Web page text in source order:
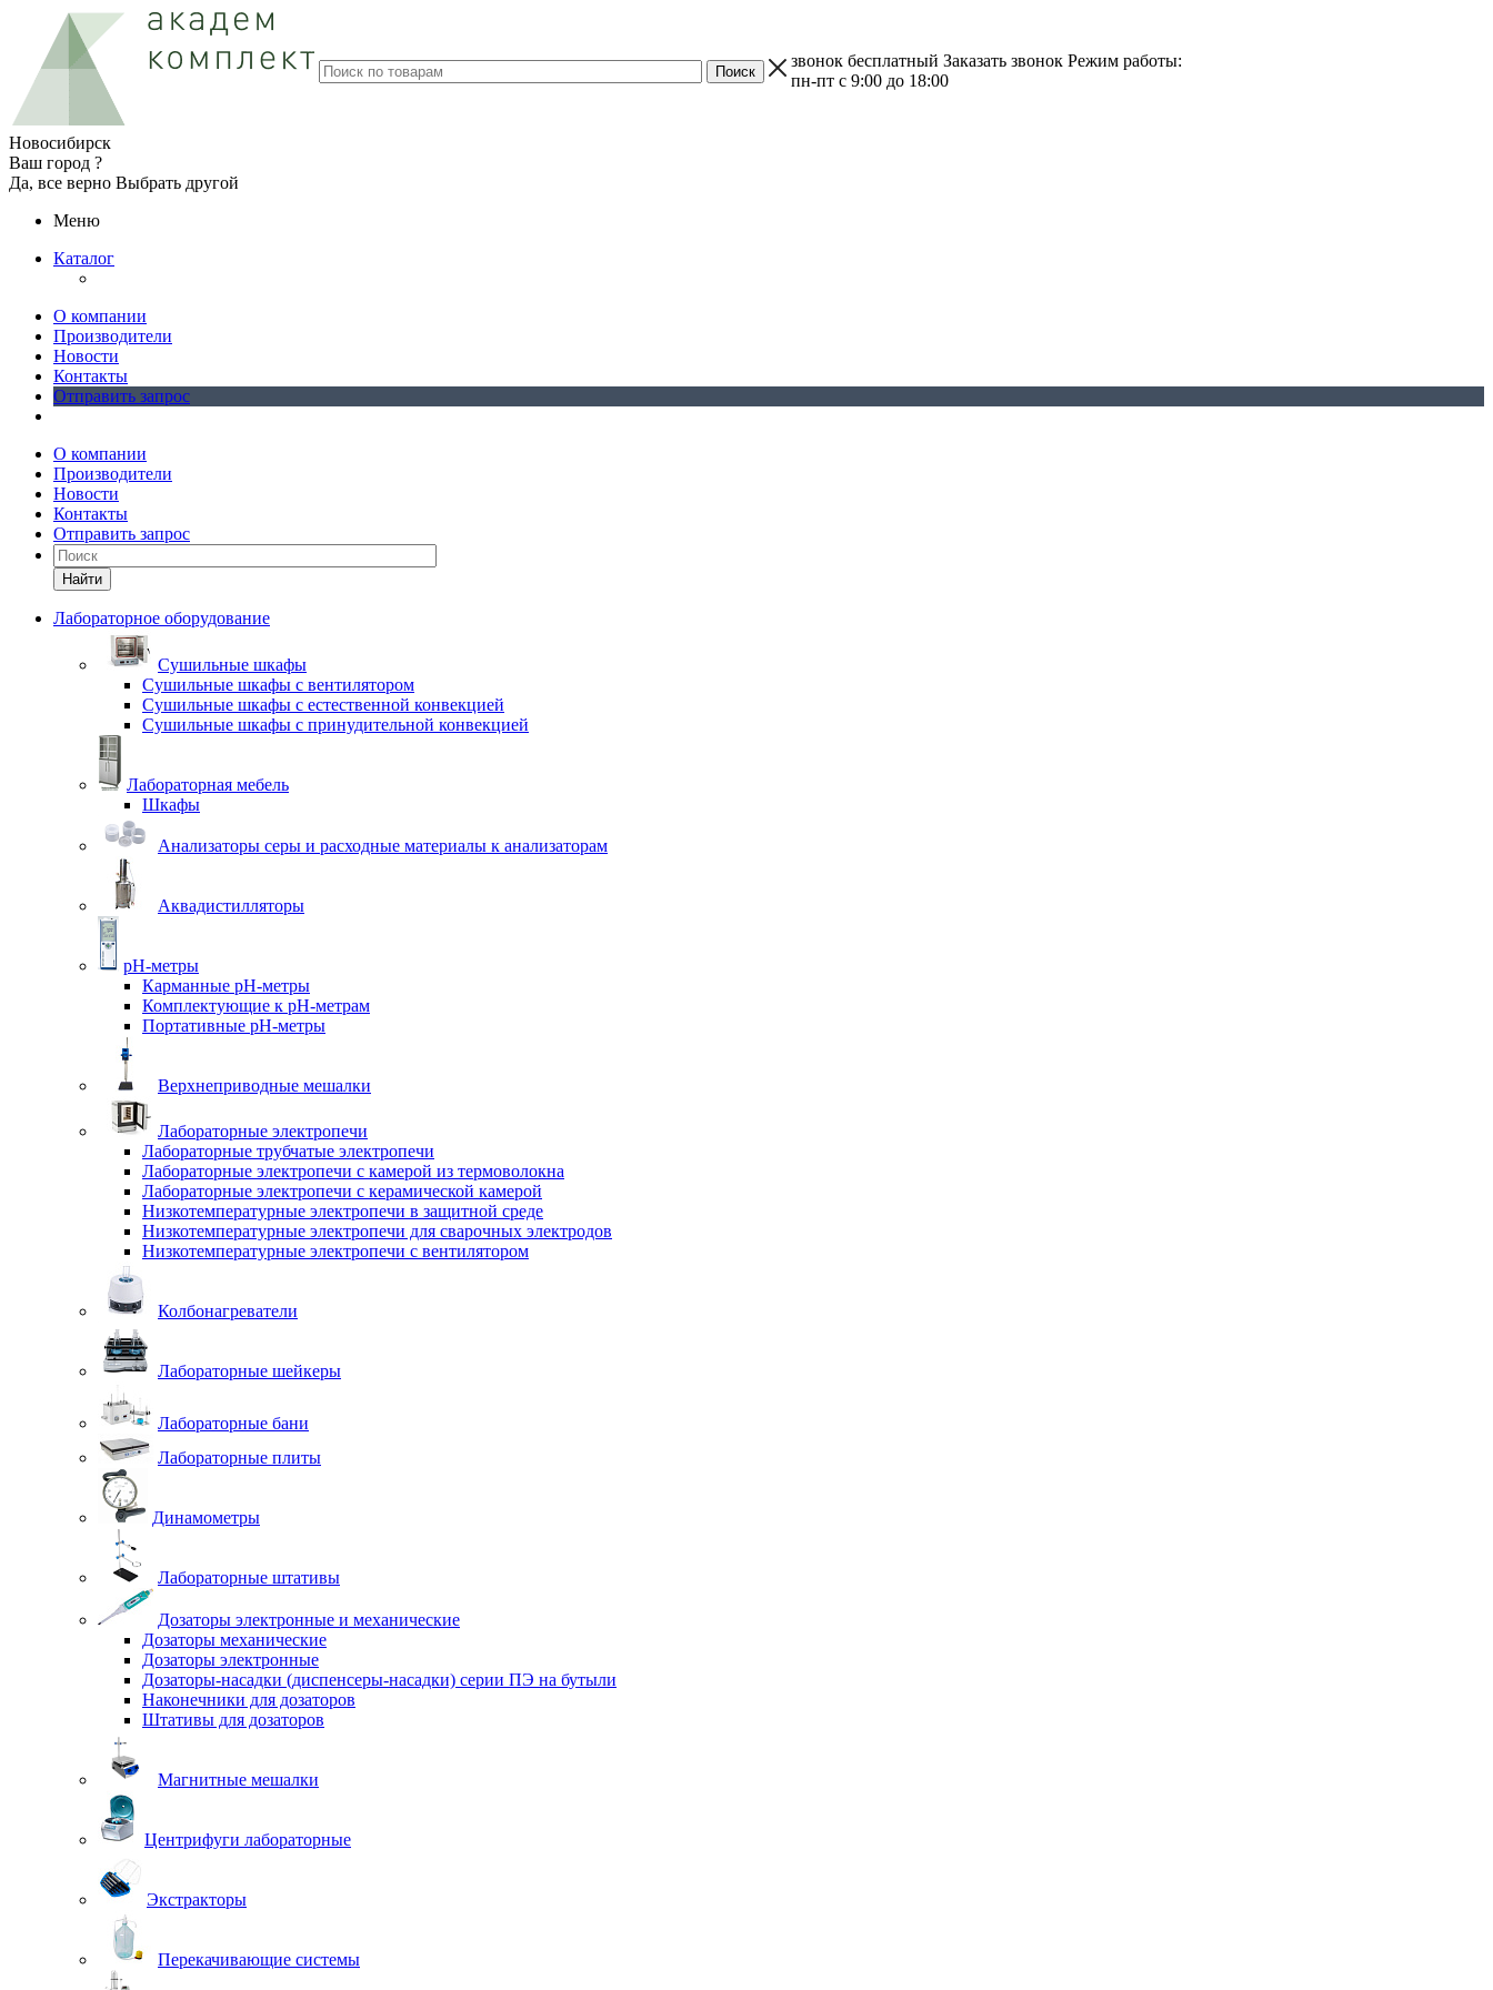
звонок бесплатный Заказать звонок Режим работы:
пн-пт с 9:00 до 18:00
Новосибирск
Ваш город ?
Да, все верно Выбрать другой
Меню
Каталог
О компании
Производители
Новости
Контакты
Отправить запрос
О компании
Производители
Новости
Контакты
Отправить запрос
Найти
Лабораторное оборудование
Cушильные шкафы
Сушильные шкафы с вентилятором
Сушильные шкафы с естественной конвекцией
Сушильные шкафы с принудительной конвекцией
Лабораторная мебель
Шкафы
Анализаторы серы и расходные материалы к анализаторам
Аквадистилляторы
pH-метры
Карманные pH-метры
Комплектующие к pH-метрам
Портативные pH-метры
Верхнеприводные мешалки
Лабораторные электропечи
Лабораторные трубчатые электропечи
Лабораторные электропечи с камерой из термоволокна
Лабораторные электропечи с керамической камерой
Низкотемпературные электропечи в защитной среде
Низкотемпературные электропечи для cварочных электродов
Низкотемпературные электропечи с вентилятором
Колбонагреватели
Лабораторные шейкеры
Лабораторные бани
Лабораторные плиты
Динамометры
Лабораторные штативы
Дозаторы электронные и механические
Дозаторы механические
Дозаторы электронные
Дозаторы-насадки (диспенсеры-насадки) серии ПЭ на бутыли
Наконечники для дозаторов
Штативы для дозаторов
Магнитные мешалки
Центрифуги лабораторные
Экстракторы
Перекачивающие системы